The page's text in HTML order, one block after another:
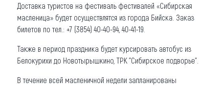
Доставка туристов на фестиваль фестивалей «Сибирская
масленица» будет осуществлятся из города Бийска. Заказ
билетов по тел.: +7 (3854) 40-40-94, 40-41-19.
Также в период праздника будет курсировать автобус из
Белокурихи до Новотырышкино, ТРК "Сибирское подворье".
В течение всей масленичной недели запланированы